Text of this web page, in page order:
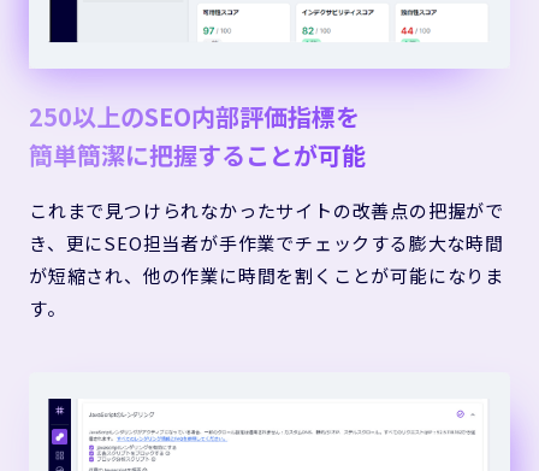
250以上のSEO内部評価指標を
簡単簡潔に把握することが可能
これまで見つけられなかったサイトの改善点の把握がで
き、更にSEO担当者が手作業でチェックする膨大な時間
が短縮され、他の作業に時間を割くことが可能になりま
す。